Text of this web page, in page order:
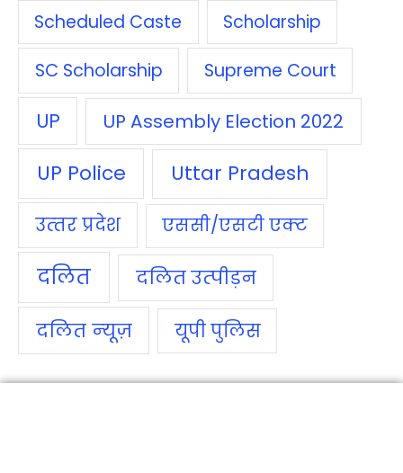
Scheduled Caste Scholarship
SC Scholarship Supreme Court
UP UP Assembly Election 2022
UP Police Uttar Pradesh
उत्‍तर प्रदेश एससी/एसटी एक्‍ट
दलित दलित उत्‍पीड़न
दलित न्‍यूज़ यूपी पुलिस